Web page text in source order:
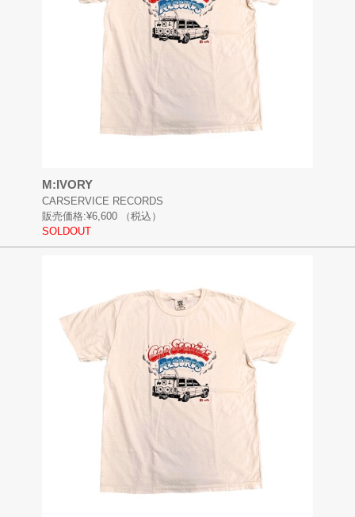
M:IVORY
CARSERVICE RECORDS
販売価格:¥6,600
（税込）
SOLDOUT